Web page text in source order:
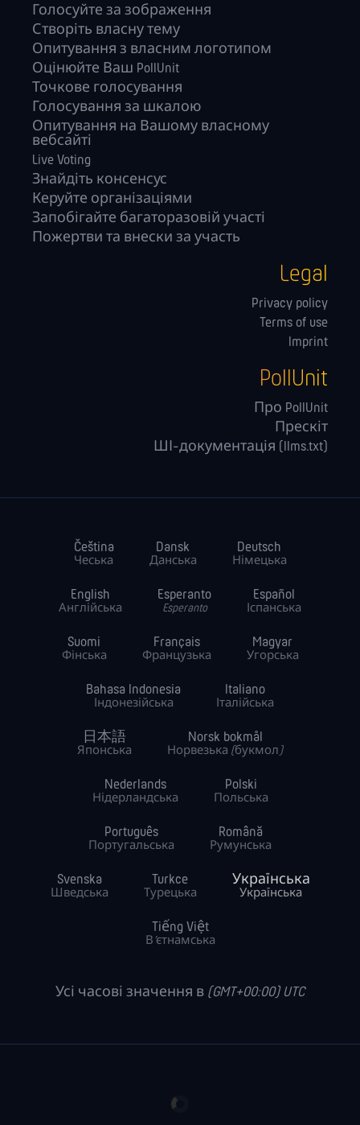
Голосуйте за зображення
Створіть власну тему
Опитування з власним логотипом
Оцінюйте Ваш PollUnit
Точкове голосування
Голосування за шкалою
Опитування на Вашому власному
вебсайті
Live Voting
Знайдіть консенсус
Керуйте орга­нізаціями
Запобігайте багаторазовій участі
Пожертви та внески за участь
Legal
Privacy policy
Terms of use
Imprint
PollUnit
Про PollUnit
Прескіт
ШІ-документація (llms.txt)
Čeština
Чеська
Dansk
Данська
Deutsch
Німецька
English
Англійська
Esperanto
Esperanto
Español
Іспанська
Suomi
Фінська
Français
Французька
Magyar
Угорська
Bahasa Indonesia
Індонезійська
Italiano
Італійська
日本語
Японська
Norsk bokmål
Норвезька (букмол)
Nederlands
Нідерландська
Polski
Польська
Português
Португальська
Română
Румунська
Svenska
Шведська
Turkce
Турецька
Українська
Українська
Tiếng Việt
В’єтнамська
Усі часові значення в (GMT+00:00) UTC